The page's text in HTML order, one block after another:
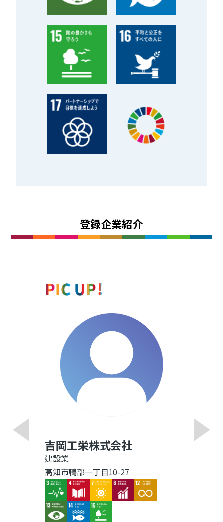
登録企業紹介
吉岡工栄株式会社
建設業
高知市鴨部一丁目10-27
ImageImageImageImageImage
ImageImageImage